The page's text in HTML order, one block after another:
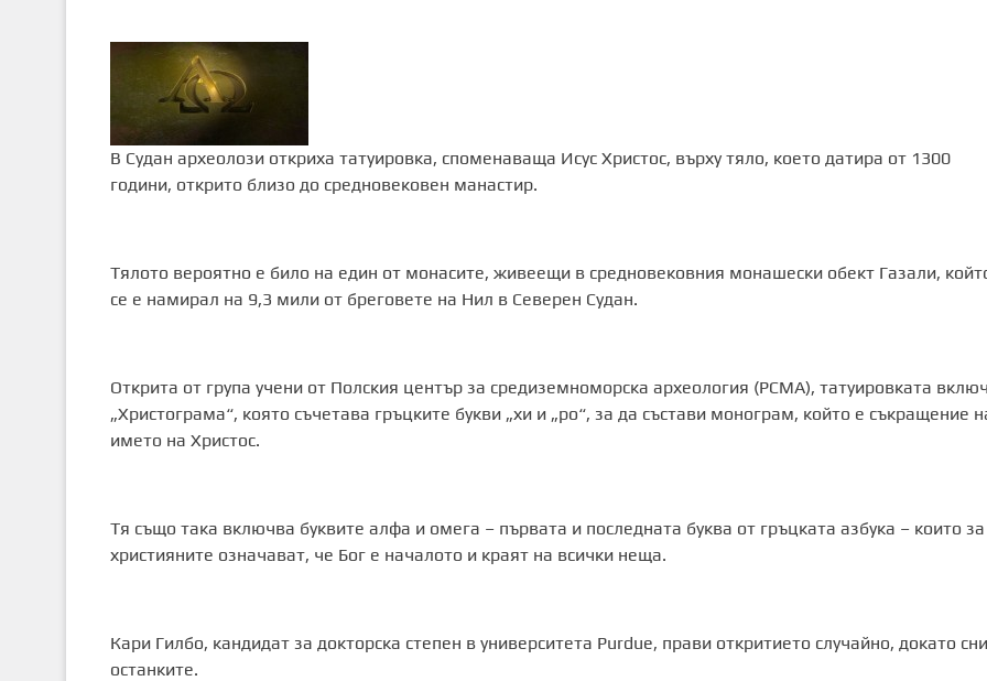
В Судан археолози откриха татуировка, споменаваща Исус Христос, върху тяло, което датира oт 1300
години, открито близо до средновековен манастир.
Тялото вероятно е било на един от монасите, живеещи в средновековния монашески обект Газали,
се е намирал на 9,3 мили от бреговете на Нил в Северен Судан.
Открита от група учени от Полския център за средиземноморска археология (PCMA), татуировката
„Христограма“, която съчетава гръцките букви „хи и „ро“, за да състави монограм, който е съкращение
името на Христос.
Тя също така включва буквите алфа и омега – първата и последната буква от гръцката азбука – които за
християните означават, че Бог е началото и краят на всички неща.
Кари Гилбо, кандидат за докторска степен в университета Purdue, прави откритието случайно, докато
останките.